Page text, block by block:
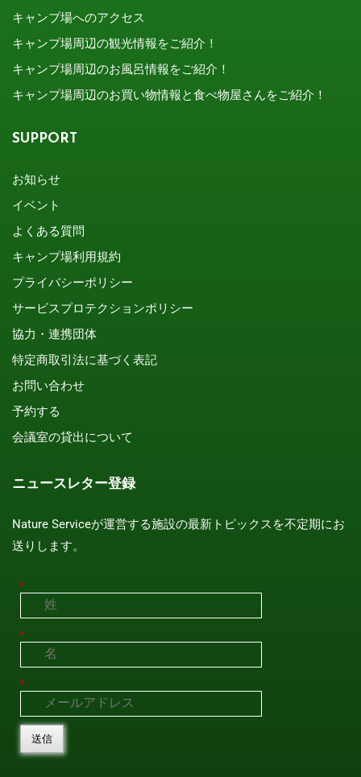
キャンプ場へのアクセス
キャンプ場周辺の観光情報をご紹介！
キャンプ場周辺のお風呂情報をご紹介！
キャンプ場周辺のお買い物情報と食べ物屋さんをご紹介！
SUPPORT
お知らせ
イベント
よくある質問
キャンプ場利用規約
プライバシーポリシー
サービスプロテクションポリシー
協力・連携団体
特定商取引法に基づく表記
お問い合わせ
予約する
会議室の貸出について
ニュースレター登録
Nature Serviceが運営する施設の最新トピックスを不定期にお
送りします。
*
*
*
送信